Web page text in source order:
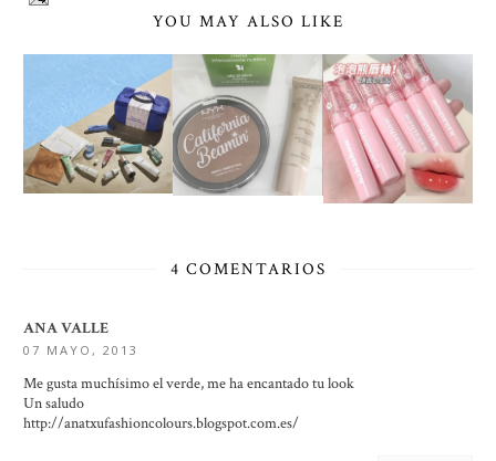
YOU MAY ALSO LIKE
4 COMENTARIOS
ANA VALLE
07 MAYO, 2013
Me gusta muchísimo el verde, me ha encantado tu look
Un saludo
http://anatxufashioncolours.blogspot.com.es/